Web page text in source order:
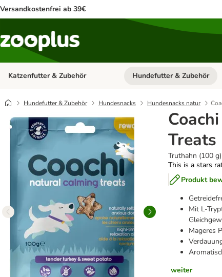
Versandkostenfrei ab 39€
Katzenfutter & Zubehör Kategorie-Menü öffnen:
Hundefutter & Zubehör
Hundefutter & Zubehör Hundesnacks Hundesnacks natur
Treats
Truthahn (100 g)
This is a stars
Produkt
Mit L-
Mageres
weiter